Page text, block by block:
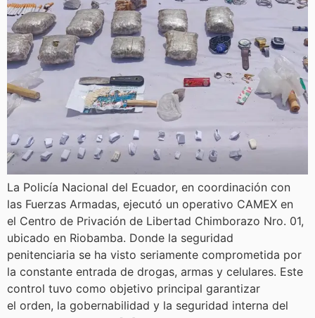
La Policía Nacional del Ecuador, en coordinación con
las Fuerzas Armadas, ejecutó un operativo CAMEX en
el Centro de Privación de Libertad Chimborazo Nro. 01,
ubicado en Riobamba. Donde la seguridad
penitenciaria se ha visto seriamente comprometida por
la constante entrada de drogas, armas y celulares. Este
control tuvo como objetivo principal garantizar
el orden, la gobernabilidad y la seguridad interna del